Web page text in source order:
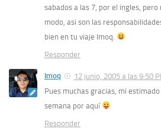
sabados a las 7, por el ingles, pero
modo, asi son las
bien en tu viaje Imoq.
Responder
Imoq
12 junio, 2005 a las 9:50
Pues muchas gracias, mi
semana por aquí
Responder